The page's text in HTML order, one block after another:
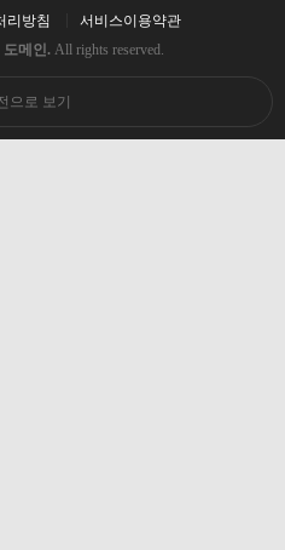
리방침
서비스이용약관
도메인. All rights reserved.
으로 보기